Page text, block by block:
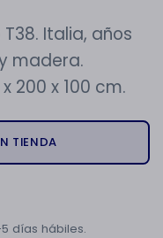
Italia, años
madera.
200 x 100 cm.
TIENDA
días hábiles.